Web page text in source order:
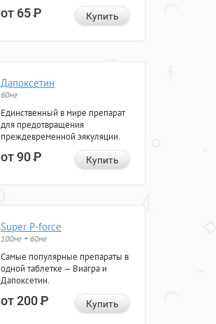
от 65Р Купить
Дапоксетин
60мг
Единственный в мире препарат
для предотвращения
преждевременной эякуляции.
от 90Р Купить
Super P-force
100мг + 60мг
Самые популярные препараты в
одной таблетке — Виагра и
Дапоксетин.
от 200Р Купить